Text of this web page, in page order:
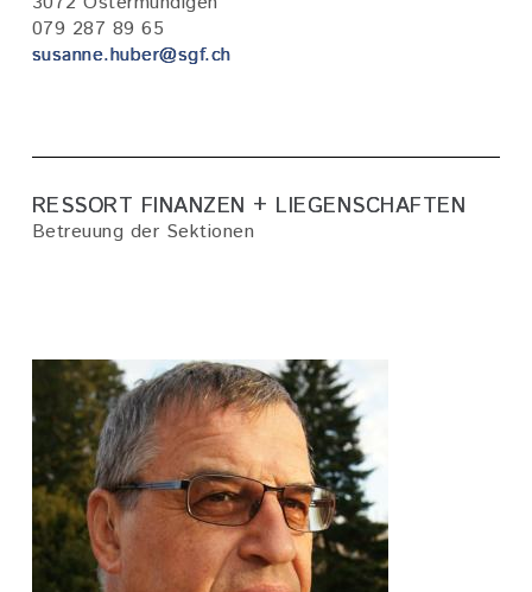
079 287 89 65
susanne.huber@sgf.ch
RESSORT FINANZEN + LIEGENSCHAFTEN
Betreuung der Sektionen
Bild